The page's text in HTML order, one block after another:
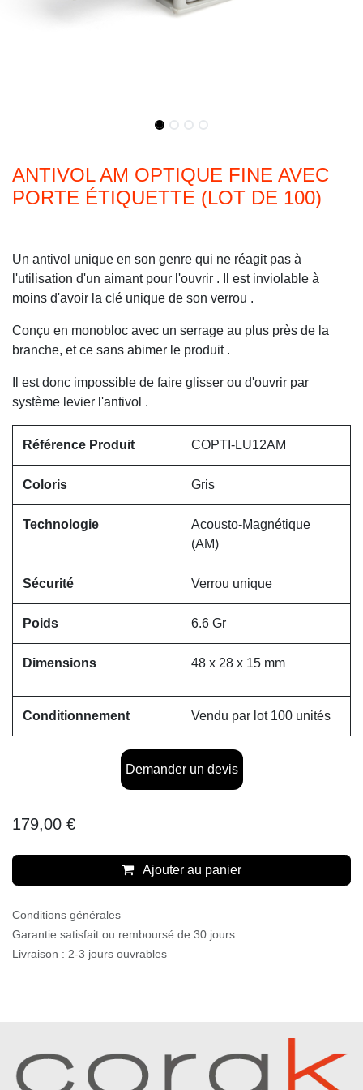
ANTIVOL AM OPTIQUE FINE AVEC
PORTE ÉTIQUETTE (LOT DE 100)
Un antivol unique en son genre qui ne réagit pas à
l'utilisation d'un aimant pour l'ouvrir . Il est inviolable à
moins d'avoir la clé unique de son verrou .
Conçu en monobloc avec un serrage au plus près de la
branche, et ce sans abimer le produit .
Il est donc impossible de faire glisser ou d'ouvrir par
système levier l'antivol .
Référence Produit COPTI-LU12AM
Coloris Gris
Technologie
Acousto-Magnétique
(AM)
Sécurité Verrou unique
Poids 6.6 Gr
Dimensions 48 x 28 x 15 mm
Conditionnement Vendu par lot 100 unités
Demander un devis
179,00 €
Ajouter au panier
Conditions générales
Garantie satisfait ou remboursé de 30 jours
Livraison : 2-3 jours ouvrables